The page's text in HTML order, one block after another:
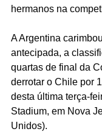
hermanos na
A Argentina
antecipada, a
quartas de final da
derrotar o Chile por
desta última terça-
Stadium, em Nova
Unidos).